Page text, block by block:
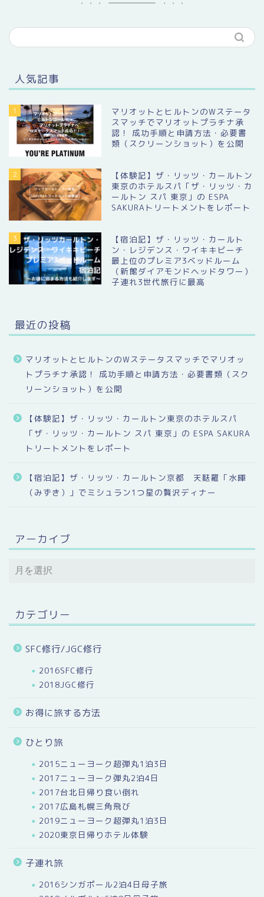
人気記事
1
マリオットとヒルトンのWステータ
スマッチでマリオットプラチナ承
認！ 成功手順と申請方法・必要書
類（スクリーンショット）を公開
2
【体験記】ザ・リッツ・カールトン
東京のホテルスパ「ザ・リッツ・カ
ールトン スパ 東京」の ESPA
SAKURAトリートメントをレポート
3
【宿泊記】ザ・リッツ・カールト
ン・レジデンス・ワイキキビーチ
最上位のプレミア3ベッドルーム
（新館ダイアモンドヘッドタワー）
子連れ3世代旅行に最高
最近の投稿
マリオットとヒルトンのWステータスマッチでマリオッ
トプラチナ承認！ 成功手順と申請方法・必要書類（スク
リーンショット）を公開
【体験記】ザ・リッツ・カールトン東京のホテルスパ
「ザ・リッツ・カールトン スパ 東京」の ESPA SAKURA
トリートメントをレポート
【宿泊記】ザ・リッツ・カールトン京都 天麩羅「水暉
（みずき）」でミシュラン1つ星の贅沢ディナー
アーカイブ
カテゴリー
SFC修行/JGC修行
2016SFC修行
2018JGC修行
お得に旅する方法
ひとり旅
2015ニューヨーク超弾丸1泊3日
2017ニューヨーク弾丸2泊4日
2017台北日帰り食い倒れ
2017広島札幌三角飛び
2019ニューヨーク超弾丸1泊3日
2020東京日帰りホテル体験
子連れ旅
2016シンガポール2泊4日母子旅